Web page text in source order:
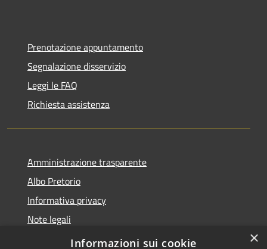
Prenotazione appuntamento
Segnalazione disservizio
Leggi le FAQ
Richiesta assistenza
Amministrazione trasparente
Albo Pretorio
Informativa privacy
Note legali
Dichiarazione di accessibilità
×
Informazioni sui cookie